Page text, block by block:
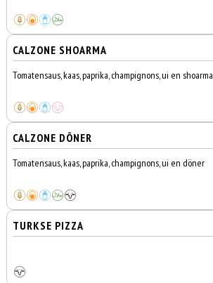
CALZONE SHOARMA
Tomatensaus, kaas, paprika, champignons, ui en shoarma
CALZONE DÖNER
Tomatensaus, kaas, paprika, champignons, ui en döner
TURKSE PIZZA